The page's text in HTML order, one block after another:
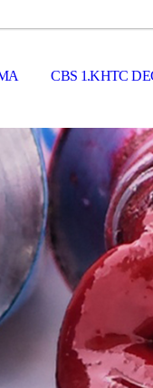
CBS 1.KHTC